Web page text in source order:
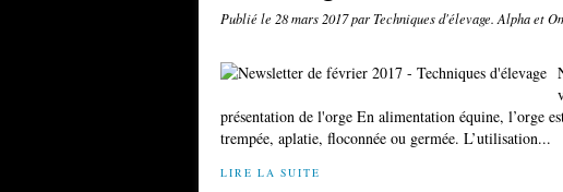
Publié le 28 mars 2017par Techniques d'élevage. Alpha et
présentation de l'orge En alimentation équine, l’orge
trempée, aplatie, floconnée ou germée. L’utilisation...
LIRE LA SUITE